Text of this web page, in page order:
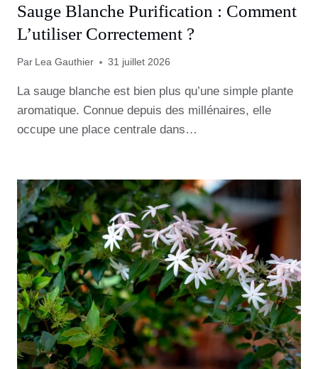
Sauge Blanche Purification : Comment
L’utiliser Correctement ?
Par Lea Gauthier 31 juillet 2026
La sauge blanche est bien plus qu’une simple plante
aromatique. Connue depuis des millénaires, elle
occupe une place centrale dans…